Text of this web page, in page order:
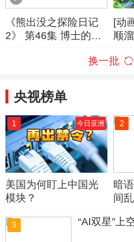
《熊出没之探险日记
2》 第46集 博士的意
[动
顺
换一批
央视榜单
1 今日亚洲
美国为何盯上中国光
模块？
2
暗
间
3 “AI双星”上